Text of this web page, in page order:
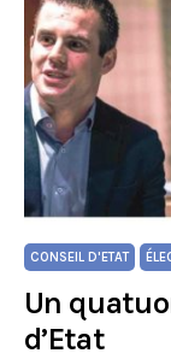
CONSEIL D'ETAT
Un
d’Etat